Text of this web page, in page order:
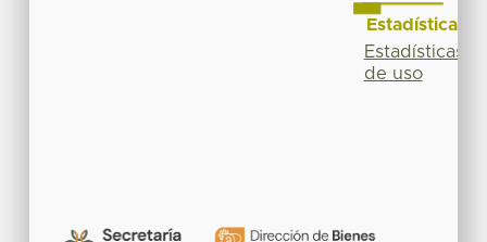
Estadísticas
Estadísticas
de uso